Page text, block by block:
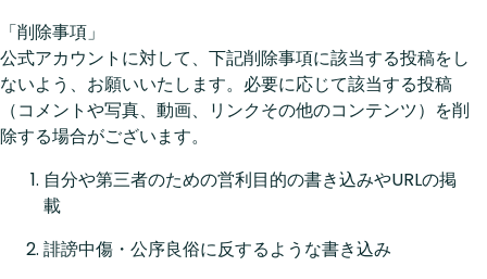
「削除事項」
公式アカウントに対して、下記削除事項に該当する投稿をし
ないよう、お願いいたします。必要に応じて該当する投稿
（コメントや写真、動画、リンクその他のコンテンツ）を削
除する場合がございます。
自分や第三者のための営利目的の書き込みやURLの掲
載
誹謗中傷・公序良俗に反するような書き込み